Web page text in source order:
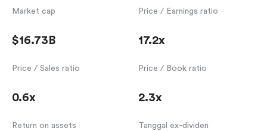
Market cap
$16.73B
Price / Earnings ratio
17.2x
Price / Sales ratio
0.6x
Price / Book ratio
2.3x
Return on assets Tanggal ex-dividen